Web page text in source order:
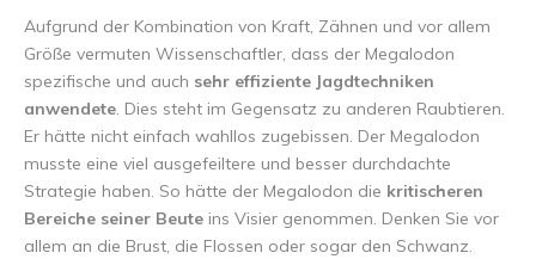
Aufgrund der Kombination von Kraft, Zähnen und vor allem
Größe vermuten Wissenschaftler, dass der Megalodon
spezifische und auch sehr effiziente Jagdtechniken
anwendete. Dies steht im Gegensatz zu anderen Raubtieren.
Er hätte nicht einfach wahllos zugebissen. Der Megalodon
musste eine viel ausgefeiltere und besser durchdachte
Strategie haben. So hätte der Megalodon die kritischeren
Bereiche seiner Beute ins Visier genommen. Denken Sie vor
allem an die Brust, die Flossen oder sogar den Schwanz.